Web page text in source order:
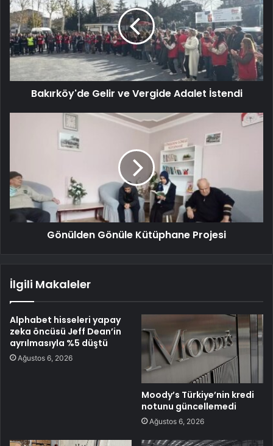
Bakırköy'de Gelir ve Vergide Adalet İstendi
Gönülden Gönüle Kütüphane Projesi
İlgili Makaleler
Alphabet hisseleri yapay
zeka öncüsü Jeff Dean’in
ayrılmasıyla %5 düştü
Ağustos 6, 2026
Moody’s Türkiye’nin kredi
notunu güncellemedi
Ağustos 6, 2026